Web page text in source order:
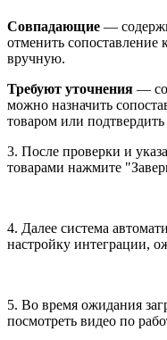
Совпадающие —
отменить сопоставление
вручную.
Требуют уточнения —
можно назначить
товаром или подтвердить
3. После проверки и
товарами нажмите
4. Далее система
настройку интеграции,
5. Во время ожидания
посмотреть видео по